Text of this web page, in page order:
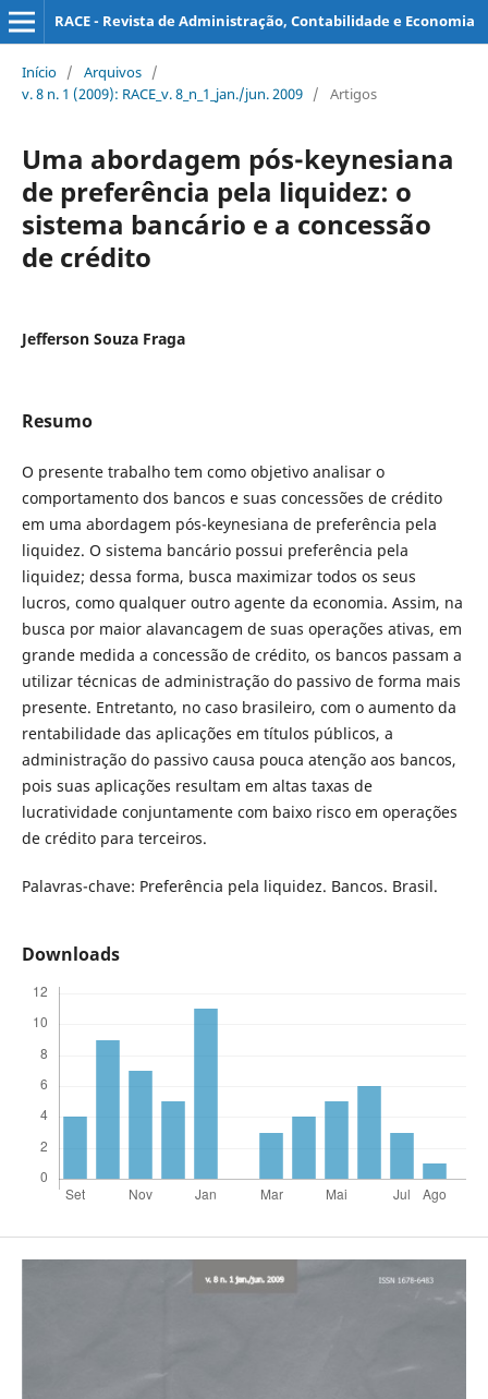
RACE - Revista de Administração, Contabilidade e Economia
Início / Arquivos /
v. 8 n. 1 (2009): RACE_v. 8_n_1_jan./jun. 2009 / Artigos
Uma abordagem pós-keynesiana
de preferência pela liquidez: o
sistema bancário e a concessão
de crédito
Jefferson Souza Fraga
Resumo
O presente trabalho tem como objetivo analisar o
comportamento dos bancos e suas concessões de crédito
em uma abordagem pós-keynesiana de preferência pela
liquidez. O sistema bancário possui preferência pela
liquidez; dessa forma, busca maximizar todos os seus
lucros, como qualquer outro agente da economia. Assim, na
busca por maior alavancagem de suas operações ativas, em
grande medida a concessão de crédito, os bancos passam a
utilizar técnicas de administração do passivo de forma mais
presente. Entretanto, no caso brasileiro, com o aumento da
rentabilidade das aplicações em títulos públicos, a
administração do passivo causa pouca atenção aos bancos,
pois suas aplicações resultam em altas taxas de
lucratividade conjuntamente com baixo risco em operações
de crédito para terceiros.
Palavras-chave: Preferência pela liquidez. Bancos. Brasil.
Downloads